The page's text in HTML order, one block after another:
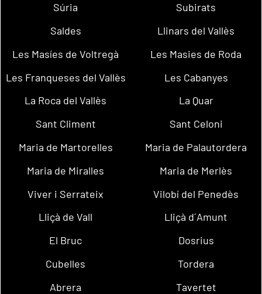
Súria
Subirats
Saldes
Llinars del Vallès
Les Masíes de Voltregà
Les Masies de Roda
Les Franqueses del Vallès
Les Cabanyes
La Roca del Vallès
La Quar
Sant Climent
Sant Celoni
Maria de Martorelles
Maria de Palautordera
Maria de Miralles
Maria de Merlès
Viver i Serrateix
Vilobí del Penedès
Lliçà de Vall
Lliçà d´Amunt
El Bruc
Dosrius
Cubelles
Tordera
Abrera
Tavertet